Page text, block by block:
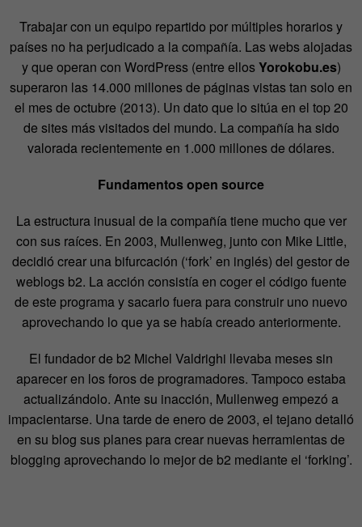
Trabajar con un equipo repartido por múltiples horarios y
países no ha perjudicado a la compañía. Las webs alojadas
y que operan con WordPress (entre ellosYorokobu.es)
superaron las 14.000 millones de páginas vistas tan solo en
el mes de octubre (2013). Un dato que lo sitúa en el top 20
de sites más visitados del mundo. La compañía ha sido
valorada recientemente en 1.000 millones de dólares.
Fundamentos open source
La estructura inusual de la compañía tiene mucho que ver
con sus raíces. En 2003, Mullenweg, junto con Mike Little,
decidió crear una bifurcación (‘fork’ en inglés) del gestor de
weblogs b2. La acción consistía en coger el código fuente
de este programa y sacarlo fuera para construir uno nuevo
aprovechando lo que ya se había creado anteriormente.
El fundador de b2 Michel Valdrighi llevaba meses sin
aparecer en los foros de programadores. Tampoco estaba
actualizándolo. Ante su inacción, Mullenweg empezó a
impacientarse. Una tarde de enero de 2003, el tejano detalló
en su blog sus planes para crear nuevas herramientas de
blogging aprovechando lo mejor de b2 mediante el ‘forking’.